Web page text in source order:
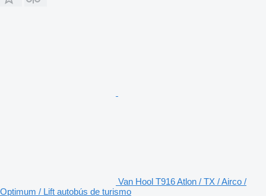
Van Hool T916 Atlon / TX / Airco /
Optimum / Lift autobús de turismo